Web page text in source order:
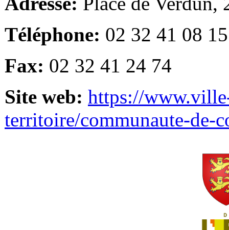
Téléphone: 02 32 41 08 15
Fax: 02 32 41 24 74
Site web: https://
territoire/communaute-de-